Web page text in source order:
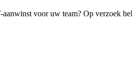
aanwinst voor uw team? Op verzoek